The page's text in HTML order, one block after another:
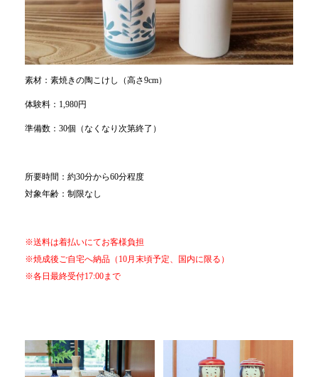
素材：素焼きの陶こけし（高さ9cm）
体験料：1,980円
準備数：30個（なくなり次第終了）
所要時間：約30分から60分程度
対象年齢：制限なし
※送料は着払いにてお客様負担
※焼成後ご自宅へ納品（10月末頃予定、国内に限る）
※各日最終受付17:00まで